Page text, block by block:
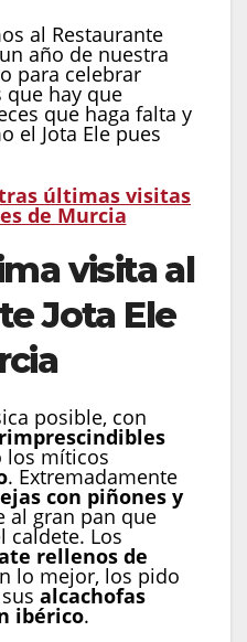
al Restaurante
año de nuestra
para celebrar
que hay que
que haga falta y
el Jota Ele pues
últimas visitas
de Murcia
visita al
Jota Ele
posible, con
los míticos
. Extremadamente
con piñones y
al gran pan que
caldete. Los
rellenos de
lo mejor, los pido
alcachofas
ibérico.